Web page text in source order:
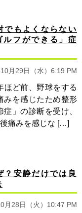
もよくならない
フができる」症
月29日（水）6:19 PM
ど前、野球をする
みを感じたため整形
」の診断を受け、
痛みを感じな […]
？安静だけでは良
月28日（火）10:47 PM